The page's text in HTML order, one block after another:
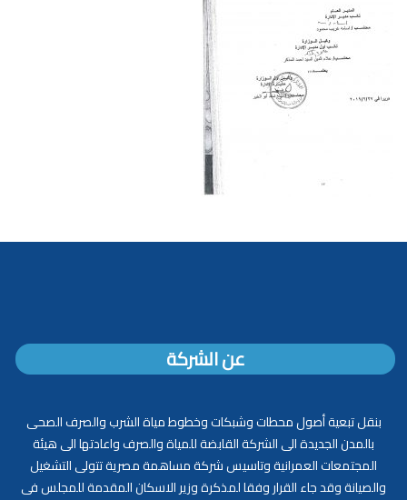
عن الشركة
بنقل تبعية أصول محطات وشبكات وخطوط مياة الشرب والصرف الصحى
بالمدن الجديدة الى الشركة القابضة للمياة والصرف واعادتها الى هيئة
المجتمعات العمرانية وتاسيس شركة مساهمة مصرية تتولى التشغيل
والصيانة وقد جاء القرار وفقا لمذكرة وزير الاسكان المقدمة للمجلس فى